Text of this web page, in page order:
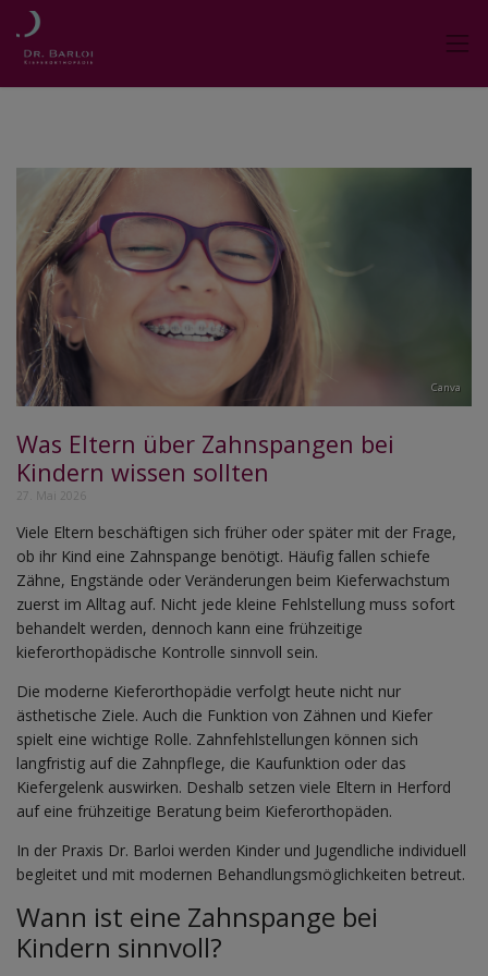
Canva
Was Eltern über Zahnspangen bei
Kindern wissen sollten
27. Mai 2026
Viele Eltern beschäftigen sich früher oder später mit der Frage,
ob ihr Kind eine Zahnspange benötigt. Häufig fallen schiefe
Zähne, Engstände oder Veränderungen beim Kieferwachstum
zuerst im Alltag auf. Nicht jede kleine Fehlstellung muss sofort
behandelt werden, dennoch kann eine frühzeitige
kieferorthopädische Kontrolle sinnvoll sein.
Die moderne Kieferorthopädie verfolgt heute nicht nur
ästhetische Ziele. Auch die Funktion von Zähnen und Kiefer
spielt eine wichtige Rolle. Zahnfehlstellungen können sich
langfristig auf die Zahnpflege, die Kaufunktion oder das
Kiefergelenk auswirken. Deshalb setzen viele Eltern in Herford
auf eine frühzeitige Beratung beim Kieferorthopäden.
In der Praxis Dr. Barloi werden Kinder und Jugendliche individuell
begleitet und mit modernen Behandlungsmöglichkeiten betreut.
Wann ist eine Zahnspange bei
Kindern sinnvoll?